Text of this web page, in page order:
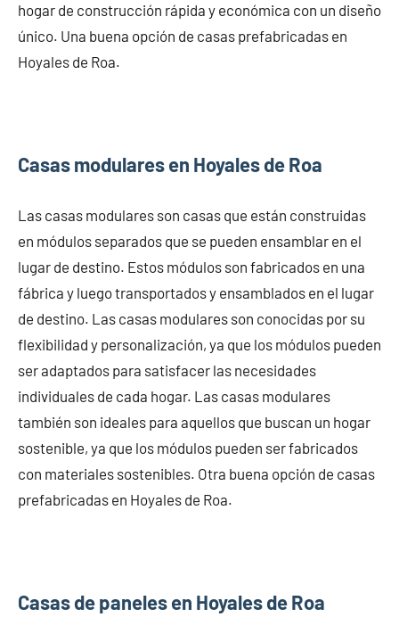
hogar de construcción rápida y económica con un diseño
único. Una buena opción de casas prefabricadas en
Hoyales de Roa.
Casas modulares en Hoyales de Roa
Las casas modulares son casas que están construidas
en módulos separados que se pueden ensamblar en el
lugar de destino. Estos módulos son fabricados en una
fábrica y luego transportados y ensamblados en el lugar
de destino. Las casas modulares son conocidas por su
flexibilidad y personalización, ya que los módulos pueden
ser adaptados para satisfacer las necesidades
individuales de cada hogar. Las casas modulares
también son ideales para aquellos que buscan un hogar
sostenible, ya que los módulos pueden ser fabricados
con materiales sostenibles. Otra buena opción de casas
prefabricadas en Hoyales de Roa.
Casas de paneles en Hoyales de Roa